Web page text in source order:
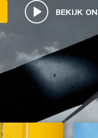
BEKIJK